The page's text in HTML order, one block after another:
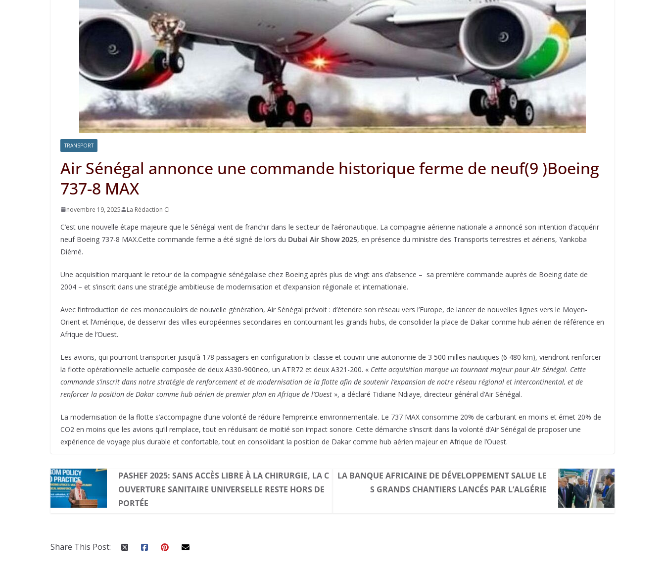
TRANSPORT
Air Sénégal annonce une commande historique ferme de neuf(9 )Boeing
737-8 MAX
novembre 19, 2025 La Rédaction CI
C’est une nouvelle étape majeure que le Sénégal vient de franchir dans le secteur de l’aéronautique. La compagnie aérienne nationale a annoncé son intention d’acquérir
neuf Boeing 737-8 MAX.Cette commande ferme a été signé de lors du Dubai Air Show 2025, en présence du ministre des Transports terrestres et aériens, Yankoba
Diémé.
Une acquisition marquant le retour de la compagnie sénégalaise chez Boeing après plus de vingt ans d’absence – sa première commande auprès de Boeing date de
2004 – et s’inscrit dans une stratégie ambitieuse de modernisation et d’expansion régionale et internationale.
Avec l’introduction de ces monocouloirs de nouvelle génération, Air Sénégal prévoit : d’étendre son réseau vers l’Europe, de lancer de nouvelles lignes vers le Moyen-
Orient et l’Amérique, de desservir des villes européennes secondaires en contournant les grands hubs, de consolider la place de Dakar comme hub aérien de référence en
Afrique de l’Ouest.
Les avions, qui pourront transporter jusqu’à 178 passagers en configuration bi-classe et couvrir une autonomie de 3 500 milles nautiques (6 480 km), viendront renforcer
la flotte opérationnelle actuelle composée de deux A330-900neo, un ATR72 et deux A321-200. « Cette acquisition marque un tournant majeur pour Air Sénégal. Cette
commande s’inscrit dans notre stratégie de renforcement et de modernisation de la flotte afin de soutenir l’expansion de notre réseau régional et intercontinental, et de
renforcer la position de Dakar comme hub aérien de premier plan en Afrique de l’Ouest », a déclaré Tidiane Ndiaye, directeur général d’Air Sénégal.
La modernisation de la flotte s’accompagne d’une volonté de réduire l’empreinte environnementale. Le 737 MAX consomme 20% de carburant en moins et émet 20% de
CO2 en moins que les avions qu’il remplace, tout en réduisant de moitié son impact sonore. Cette démarche s’inscrit dans la volonté d’Air Sénégal de proposer une
expérience de voyage plus durable et confortable, tout en consolidant la position de Dakar comme hub aérien majeur en Afrique de l’Ouest.
PASHEF 2025: SANS ACCÈS LIBRE À LA CHIRURGIE, LA C
OUVERTURE SANITAIRE UNIVERSELLE RESTE HORS DE
PORTÉE
LA BANQUE AFRICAINE DE DÉVELOPPEMENT SALUE LE
S GRANDS CHANTIERS LANCÉS PAR L’ALGÉRIE
Share This Post: